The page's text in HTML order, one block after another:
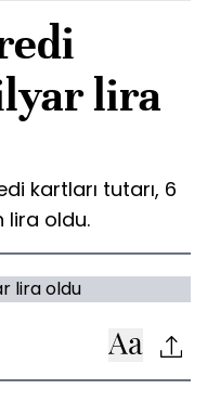
lira
kartları tutarı, 6
lira oldu.